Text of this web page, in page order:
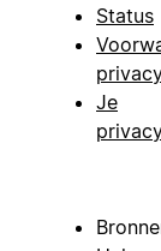
Status
Je